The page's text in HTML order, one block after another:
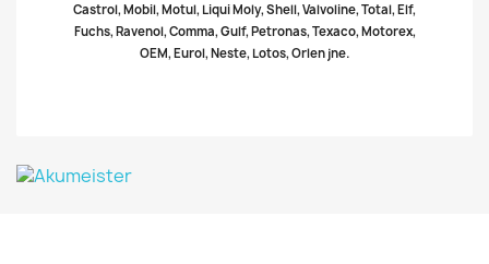
Castrol, Mobil, Motul, Liqui Moly, Shell, Valvoline, Total, Elf,
Fuchs, Ravenol, Comma, Gulf, Petronas, Texaco, Motorex,
OEM, Eurol, Neste, Lotos, Orlen jne.